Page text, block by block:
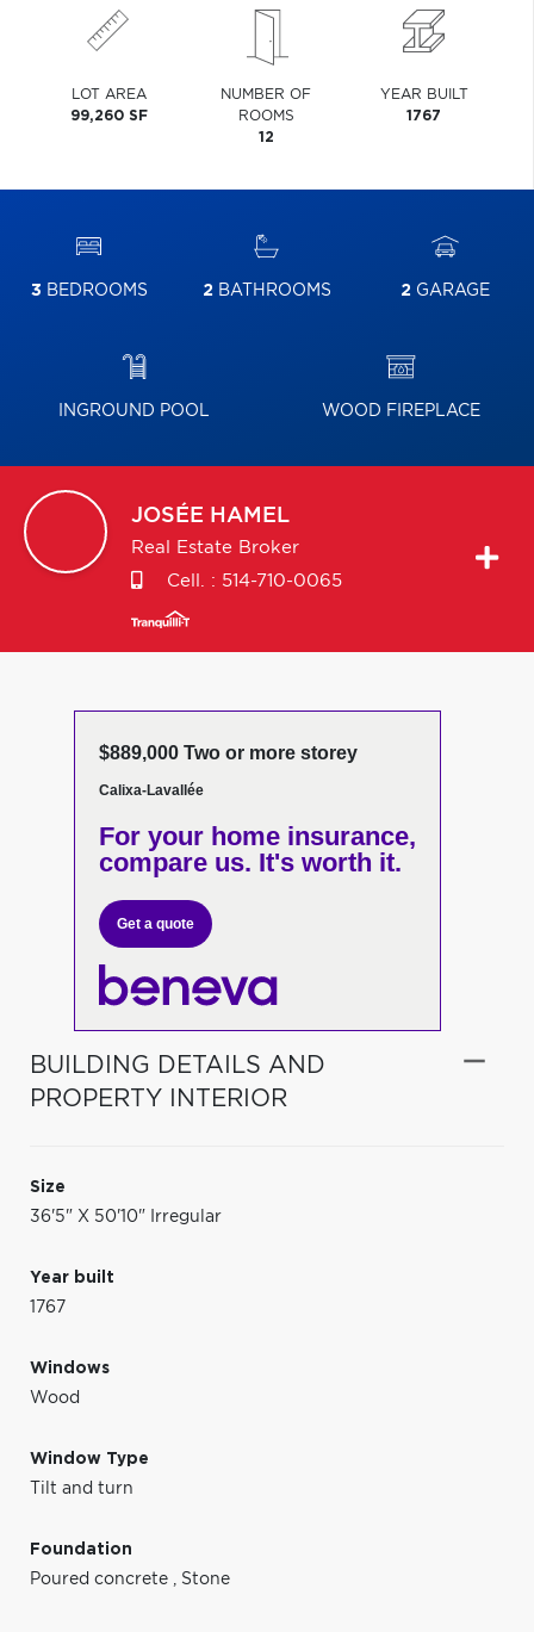
LOT AREA
99,260 SF
NUMBER OF
ROOMS
12
YEAR BUILT
1767
3 BEDROOMS 2BATHROOMS 2GARAGE
INGROUND POOL WOOD FIREPLACE
JOSÉE HAMEL
Real Estate Broker
Cell. : 514-710-0065
$889,000 Two or more storey
Calixa-Lavallée
For your home insurance,
compare us. It's worth it.
Get a quote
BUILDING DETAILS AND
PROPERTY INTERIOR
Size
36'5" X 50'10" Irregular
Year built
1767
Windows
Wood
Window Type
Tilt and turn
Foundation
Poured concrete , Stone